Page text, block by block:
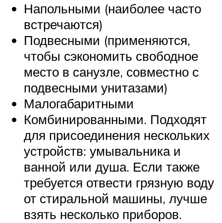
Напольными (наиболее часто
встречаются)
Подвесными (применяются,
чтобы сэкономить свободное
место в санузле, совместно с
подвесными унитазами)
Малогабаритными
Комбинированными. Подходят
для присоединения нескольких
устройств: умывальника и
ванной или душа. Если также
требуется отвести грязную воду
от стиральной машины, лучше
взять несколько приборов.